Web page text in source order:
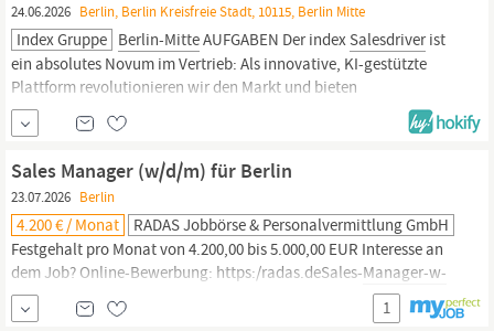
24.06.2026 Berlin, Berlin Kreisfreie Stadt, 10115, Berlin Mitte
Index Gruppe Berlin-MitteAUFGABEN Der index Salesdriverist
ein absolutes Novum im Vertrieb: Als innovative, KI-gestützte
Plattform revolutionieren wir den Markt und bieten
Personaldienstleistern einen echt
Sales Manager (w/d/m) für Berlin
23.07.2026 Berlin
4.200 € / Monat
RADAS Jobbörse & Personalvermittlung GmbH
Festgehalt pro Monat von 4.200,00 bis 5.000,00 EUR Interesse an
dem Job? Online-Bewerbung: https:/radas.deSales-Manager-w-
d-m-fuer-Berlin .html oder alternativ per Mail-Bewerbung an: jobs
Eine Stellenanzeige von RADAS Jobbörse & Personalvermittlung
1